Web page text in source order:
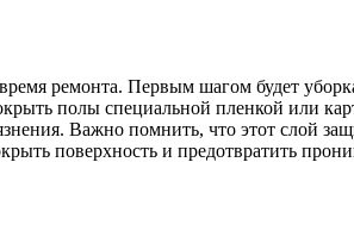
ремонта. Первым шагом будет
полы специальной пленкой или
Важно помнить, что этот слой
поверхность и предотвратить